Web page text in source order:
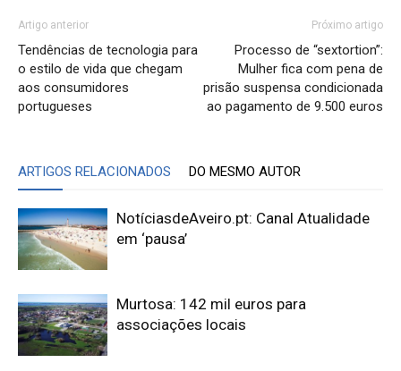
Artigo anterior
Tendências de tecnologia para
o estilo de vida que chegam
aos consumidores
portugueses
Próximo artigo
Processo de “sextortion”:
Mulher fica com pena de
prisão suspensa condicionada
ao pagamento de 9.500 euros
ARTIGOS RELACIONADOS DO MESMO AUTOR
NotíciasdeAveiro.pt: Canal Atualidade
em ‘pausa’
Murtosa: 142 mil euros para
associações locais